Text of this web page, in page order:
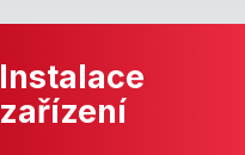
Instalace
zařízení